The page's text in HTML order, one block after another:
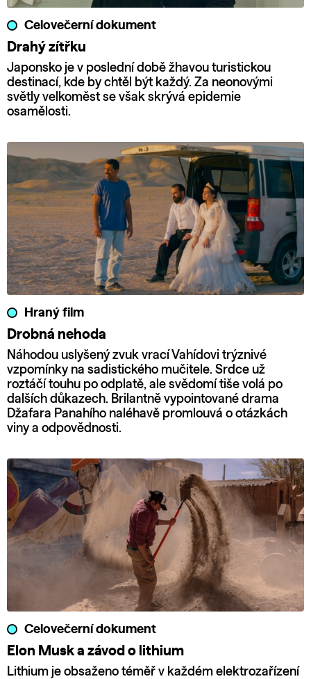
Celovečerní dokument
Drahý zítřku
Japonsko je v poslední době žhavou turistickou
destinací, kde by chtěl být každý. Za neonovými
světly velkoměst se však skrývá epidemie
osamělosti.
Hraný film
Drobná nehoda
Náhodou uslyšený zvuk vrací Vahídovi trýznivé
vzpomínky na sadistického mučitele. Srdce už
roztáčí touhu po odplatě, ale svědomí tiše volá po
dalších důkazech. Brilantně vypointované drama
Džafara Panahího naléhavě promlouvá o otázkách
viny a odpovědnosti.
Celovečerní dokument
Elon Musk a závod o lithium
Lithium je obsaženo téměř v každém elektrozařízení